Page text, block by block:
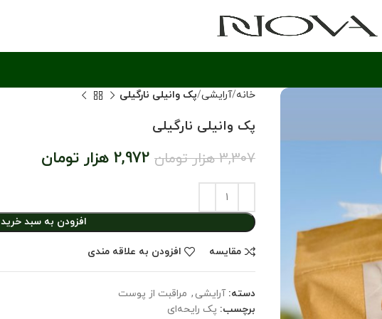
خانه آرایشی پک وانیلی نارگیلی
پک وانیلی نارگیلی
3,307 هزار تومان 2,972 هزار تومان
افزودن به سبد خرید
مقایسه افزودن به علاقه مندی
دسته: آرایشی , مراقبت از پوست
برچسب: پک رایحه‌ای